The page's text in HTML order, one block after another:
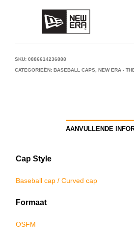
SKU: 0886614236888
CATEGORIEËN: BASEBALL CAPS NEW ERA -
AANVULLENDE
Cap Style
Baseball cap / Curved cap
Formaat
OSFM